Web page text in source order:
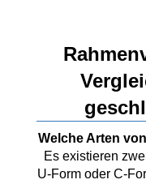
Niederländische
Renovationsfenster
Schiebefenster
Faltschiebetüren Holz
Rollläden Übersicht
Raffstoren Übersicht
Fensterläden
Textilscreens
Dreiecksfenster
Innenfenster
Welche Arten
Es existieren
U-Form oder C-